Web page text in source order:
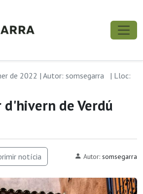
de 2022 | Autor: somsegarra
| Lloc:
d'hivern de Verdú
notícia Autor: somsegarra